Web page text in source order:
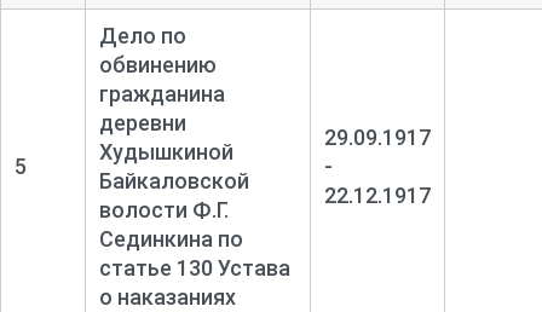
5
Дело по
обвинению
гражданина
деревни
Худышкиной
Байкаловской
волости Ф.Г.
Сединкина по
статье 130 Устава
о наказаниях
29.09.1917
-
22.12.1917